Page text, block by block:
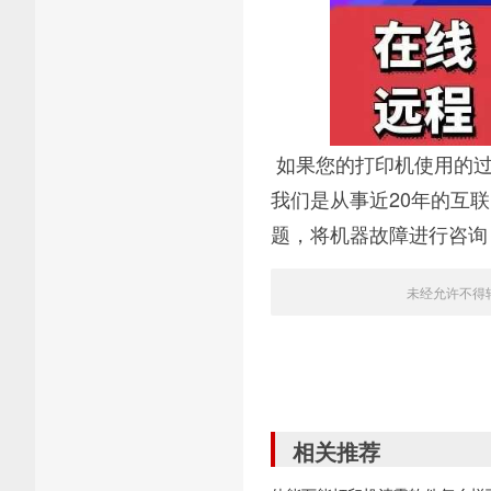
如果您的打印机使用的
我们是从事近20年的互
题，将机器故障进行咨询
未经允许不得
相关推荐